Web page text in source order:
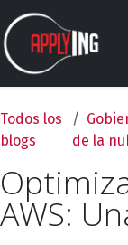
Ir al contenido
Todos los
blogs
de la
AWS: